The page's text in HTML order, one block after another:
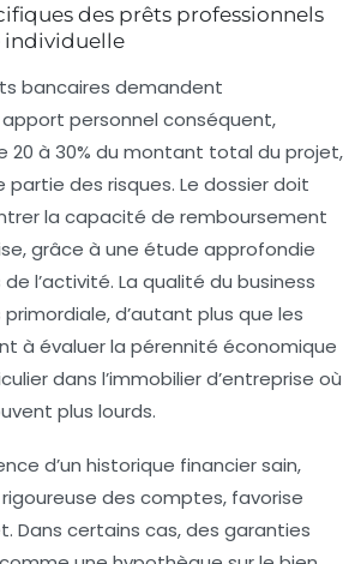
des prêts professionnels
individuelle
bancaires demandent
personnel conséquent,
20 à 30% du montant total du projet,
partie des risques. Le dossier doit
la capacité de remboursement
grâce à une étude approfondie
l’activité. La qualité du business
d’autant plus que les
à évaluer la pérennité économique
dans l’immobilier d’entreprise où
plus lourds.
d’un historique financier sain,
des comptes, favorise
Dans certains cas, des garanties